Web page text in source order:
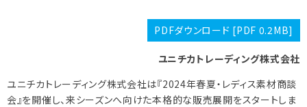
PDFダウンロード [PDF 0.2MB]
ユニチカトレーディング株式会社
ユニチカトレーディング株式会社は『2024年春夏・レディス素材商談
会』を開催し、来シーズンへ向けた本格的な販売展開をスタートしま